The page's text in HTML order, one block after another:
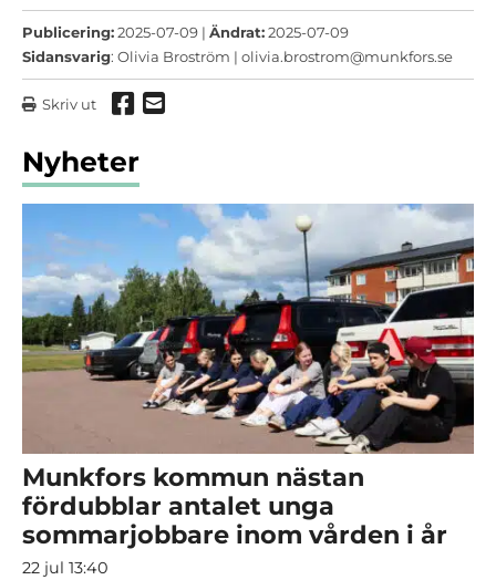
Publicering:2025-07-09 | Ändrat:2025-07-09
Sidansvarig: Olivia Broström | olivia.brostrom@munkfors.se
Skriv ut Dela via Facebook
Dela via mail
Nyheter
Munkfors kommun nästan
fördubblar antalet unga
sommarjobbare inom vården i år
22 jul 13:40